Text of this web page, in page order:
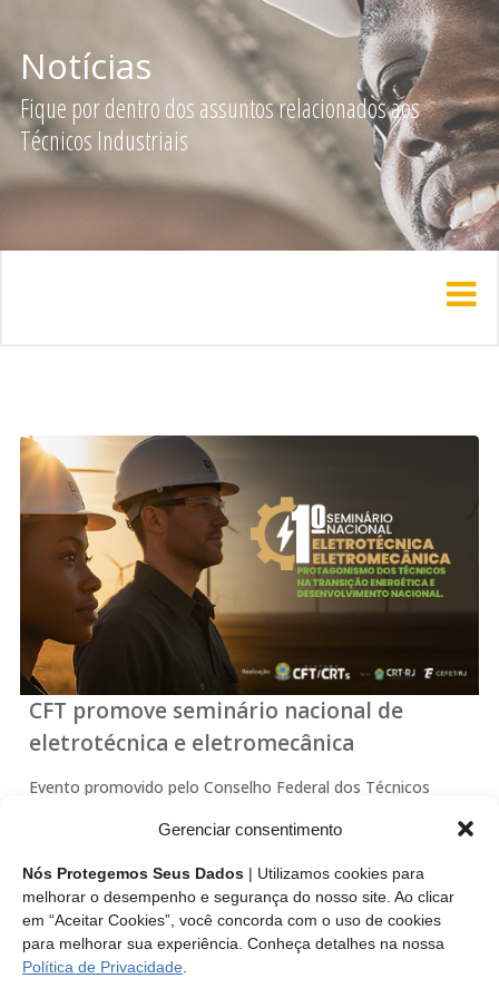
Gerenciar consentimento
Nós Protegemos Seus Dados | Utilizamos cookies para
melhorar o desempenho e segurança do nosso site. Ao clicar
em “Aceitar Cookies”, você concorda com o uso de cookies
para melhorar sua experiência. Conheça detalhes na nossa
Política de Privacidade
Notícias
Fique por dentro dos assuntos relacionados aos
Técnicos Industriais
CFT promove seminário nacional de
eletrotécnica e eletromecânica
Evento promovido pelo Conselho Federal dos Técnicos
Técnicos Industriais do Estado do Rio de Janeiro (CRT-RJ) e
do Centro Federal de Educação Tecnológica Celso Suckow
da Fonseca (CEFET/RJ), será realizado em…
Leia mais